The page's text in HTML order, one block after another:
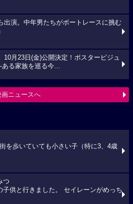
出演。中年男たちがボートレースに挑む
10月23日(金)公開決定！ポスタービジュ
る家族を巡る今...
画ニュースへ
を歩いていても小さい子（特に3、4歳
つ
供と行きました。 セイレーンがめっち